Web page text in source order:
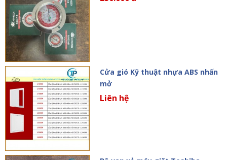
Cửa gió Kỹ thuật nhựa ABS nhấn
mở
Liên hệ